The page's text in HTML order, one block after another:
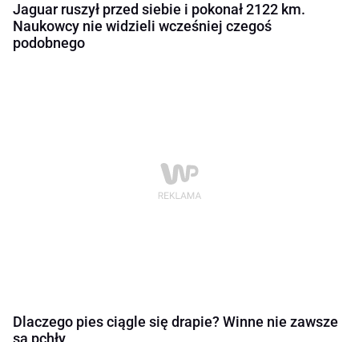
Jaguar ruszył przed siebie i pokonał 2122 km.
Naukowcy nie widzieli wcześniej czegoś
podobnego
Dlaczego pies ciągle się drapie? Winne nie zawsze
są pchły